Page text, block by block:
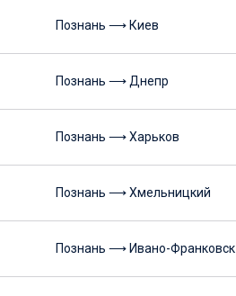
Познань ⟶ Киев
Познань ⟶ Днепр
Познань ⟶ Харьков
Познань ⟶ Хмельницкий
Познань ⟶ Ивано-Франковск